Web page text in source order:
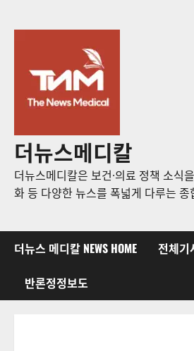
더뉴스메디칼
더뉴스메디칼은 보건·의료 정책 소식
화 등 다양한 뉴스를 폭넓게 다루는
더뉴스 메디칼 NEWS HOME 전체기
반론정정보도